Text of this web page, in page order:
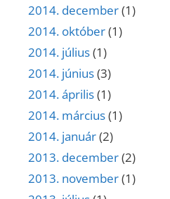
2014. december(1)
2014. október(1)
2014. július(1)
2014. június(3)
2014. április(1)
2014. március(1)
2014. január(2)
2013. december(2)
2013. november(1)